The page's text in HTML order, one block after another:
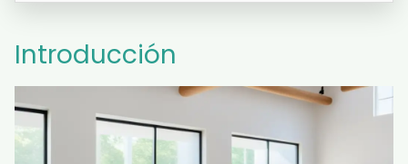
Introducción